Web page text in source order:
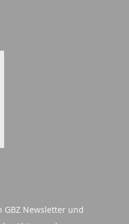
GBZ Newsletter und